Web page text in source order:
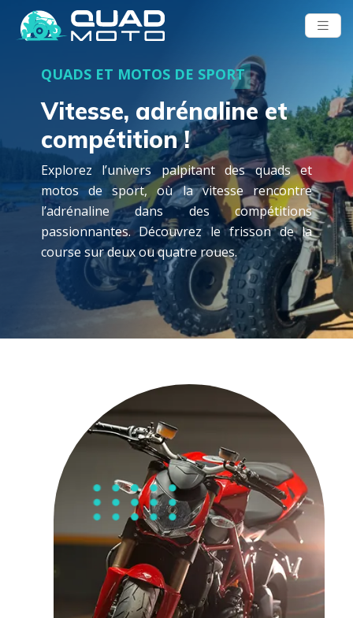
QUADS ET MOTOS DE SPORT
Vitesse, adrénaline et
compétition !
Explorez l’univers palpitant des quads et
motos de sport, où la vitesse rencontre
l’adrénaline dans des compétitions
passionnantes. Découvrez le frisson de la
course sur deux ou quatre roues.